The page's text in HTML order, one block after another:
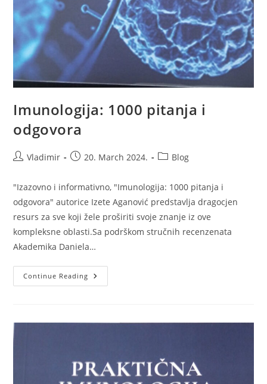
Imunologija: 1000 pitanja i
odgovora
PostVladimir
Post20. March 2024.
PostBlog
"Izazovno i informativno, "Imunologija: 1000 pitanja i
odgovora" autorice Izete Aganović predstavlja dragocjen
resurs za sve koji žele proširiti svoje znanje iz ove
kompleksne oblasti.Sa podrškom stručnih recenzenata
Akademika Daniela…
Continue Reading Imunologija:
1000